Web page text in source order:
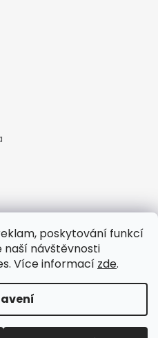
poskytování funkcí
naší návštěvnosti
Více informací zde.
. Všechna práva vyhrazena.